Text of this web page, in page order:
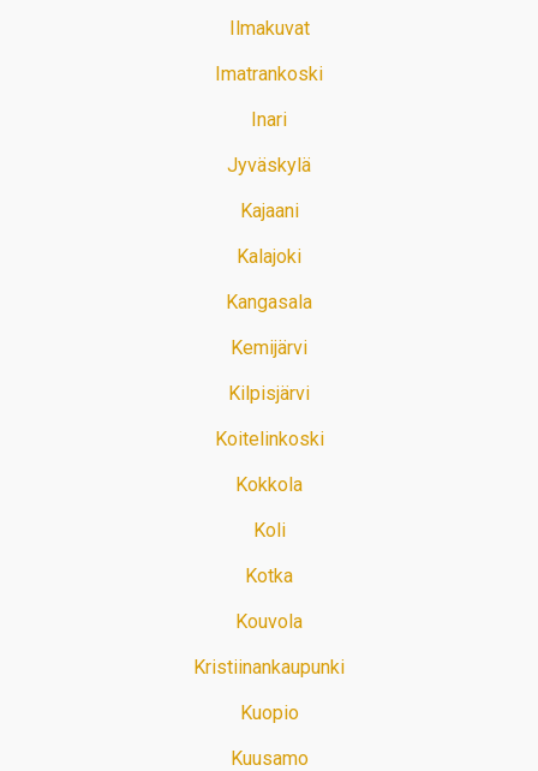
Ilmakuvat
Imatrankoski
Inari
Jyväskylä
Kajaani
Kalajoki
Kangasala
Kemijärvi
Kilpisjärvi
Koitelinkoski
Kokkola
Koli
Kotka
Kouvola
Kristiinankaupunki
Kuopio
Kuusamo